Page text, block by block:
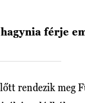
férje
rendezik meg